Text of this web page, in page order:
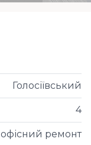
Голосіївський
4
офісний ремонт